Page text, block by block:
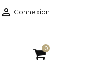
 Connexion
0